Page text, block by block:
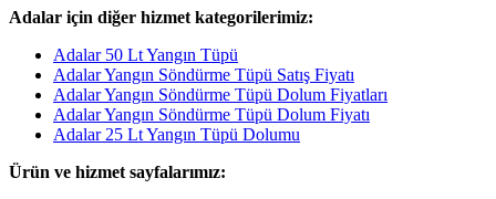
Adalar için diğer hizmet kategorilerimiz:
Adalar 50 Lt Yangın Tüpü
Adalar Yangın Söndürme Tüpü Satış Fiyatı
Adalar Yangın Söndürme Tüpü Dolum Fiyatları
Adalar Yangın Söndürme Tüpü Dolum Fiyatı
Adalar 25 Lt Yangın Tüpü Dolumu
Ürün ve hizmet sayfalarımız: